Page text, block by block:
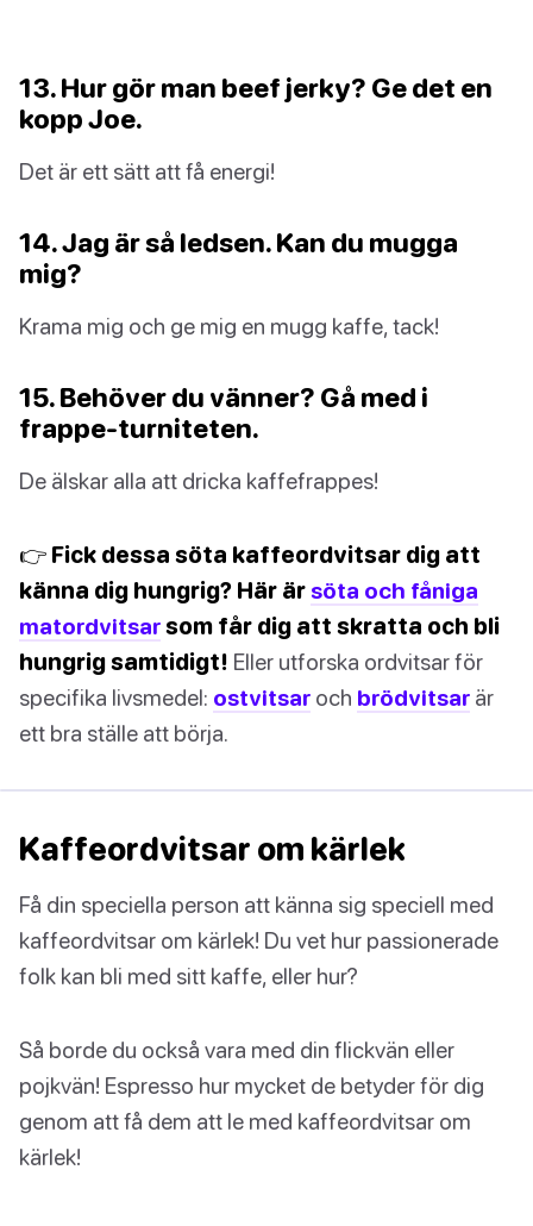
13. Hur gör man beef jerky? Ge det en
kopp Joe.
Det är ett sätt att få energi!
14. Jag är så ledsen. Kan du mugga
mig?
Krama mig och ge mig en mugg kaffe, tack!
15. Behöver du vänner? Gå med i
frappe-turniteten.
De älskar alla att dricka kaffefrappes!
👉 Fick dessa söta kaffeordvitsar dig att
känna dig hungrig? Här är söta och fåniga
matordvitsarsom får dig att skratta och bli
hungrig samtidigt! Eller utforska ordvitsar för
specifika livsmedel: ostvitsar och brödvitsar är
ett bra ställe att börja.
Kaffeordvitsar om kärlek
Få din speciella person att känna sig speciell med
kaffeordvitsar om kärlek! Du vet hur passionerade
folk kan bli med sitt kaffe, eller hur?
Så borde du också vara med din flickvän eller
pojkvän! Espresso hur mycket de betyder för dig
genom att få dem att le med kaffeordvitsar om
kärlek!